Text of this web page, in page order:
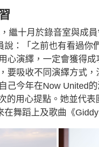
繼十月於錄音室與成
：「之前也有看過你
心演繹，一定會獲得
要吸收不同演繹方式
己今年在Now United
的用心提點。她並代
舞蹈上及歌曲《